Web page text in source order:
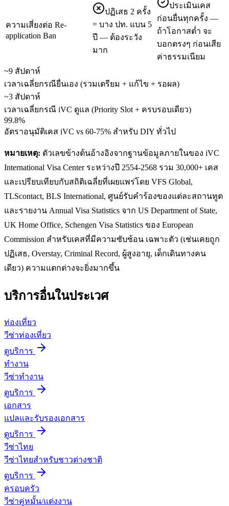
ความเสี่ยงต่อ Re-
application Ban
ปฏิเสธ 2 ครั้ง
= บาง ปท. แบน 5
ปี — ต้องระวัง
มาก
ประเมินเคส
ก่อนยื่นทุกครั้ง —
ถ้าโอกาสต่ำ จะ
บอกตรงๆ ก่อนเสีย
ค่าธรรมเนียม
~9 สัปดาห์
เวลาเฉลี่ยกรณียื่นเอง (รวมเตรียม + แก้ไข + รอผล)
~3 สัปดาห์
เวลาเฉลี่ยกรณี iVC ดูแล (Priority Slot + ครบรอบเดียว)
99.8%
อัตราอนุมัติเคส iVC vs 60-75% สำหรับ DIY ทั่วไป
หมายเหตุ: ตัวเลขข้างต้นอ้างอิงจากฐานข้อมูลภายในของ iVC
International Visa Center ระหว่างปี 2554-2568 รวม 30,000+ เคส
และเปรียบเทียบกับสถิติเฉลี่ยที่เผยแพร่โดย VFS Global,
TLScontact, BLS International, ศูนย์รับคำร้องของแต่ละสถานทูต
และรายงาน Annual Visa Statistics จาก US Department of State,
UK Home Office, Schengen Visa Statistics ของ European
Commission สำหรับเคสที่มีความซับซ้อน เฉพาะตัว (เช่นเคยถูก
ปฏิเสธ, Overstay, Criminal Record, ผู้สูงอายุ, เด็กเดินทางคน
เดียว) ความแตกต่างจะยิ่งมากขึ้น
บริการอื่นในประเวศ
ท่องเที่ยว
วีซ่าท่องเที่ยว
ดูบริการ
ทำงาน
วีซ่าทำงาน
ดูบริการ
เอกสาร
แปลและรับรองเอกสาร
ดูบริการ
วีซ่าไทย
วีซ่าไทยสำหรับชาวต่างชาติ
ดูบริการ
ครอบครัว
วีซ่าคู่หมั้น/แต่งงาน